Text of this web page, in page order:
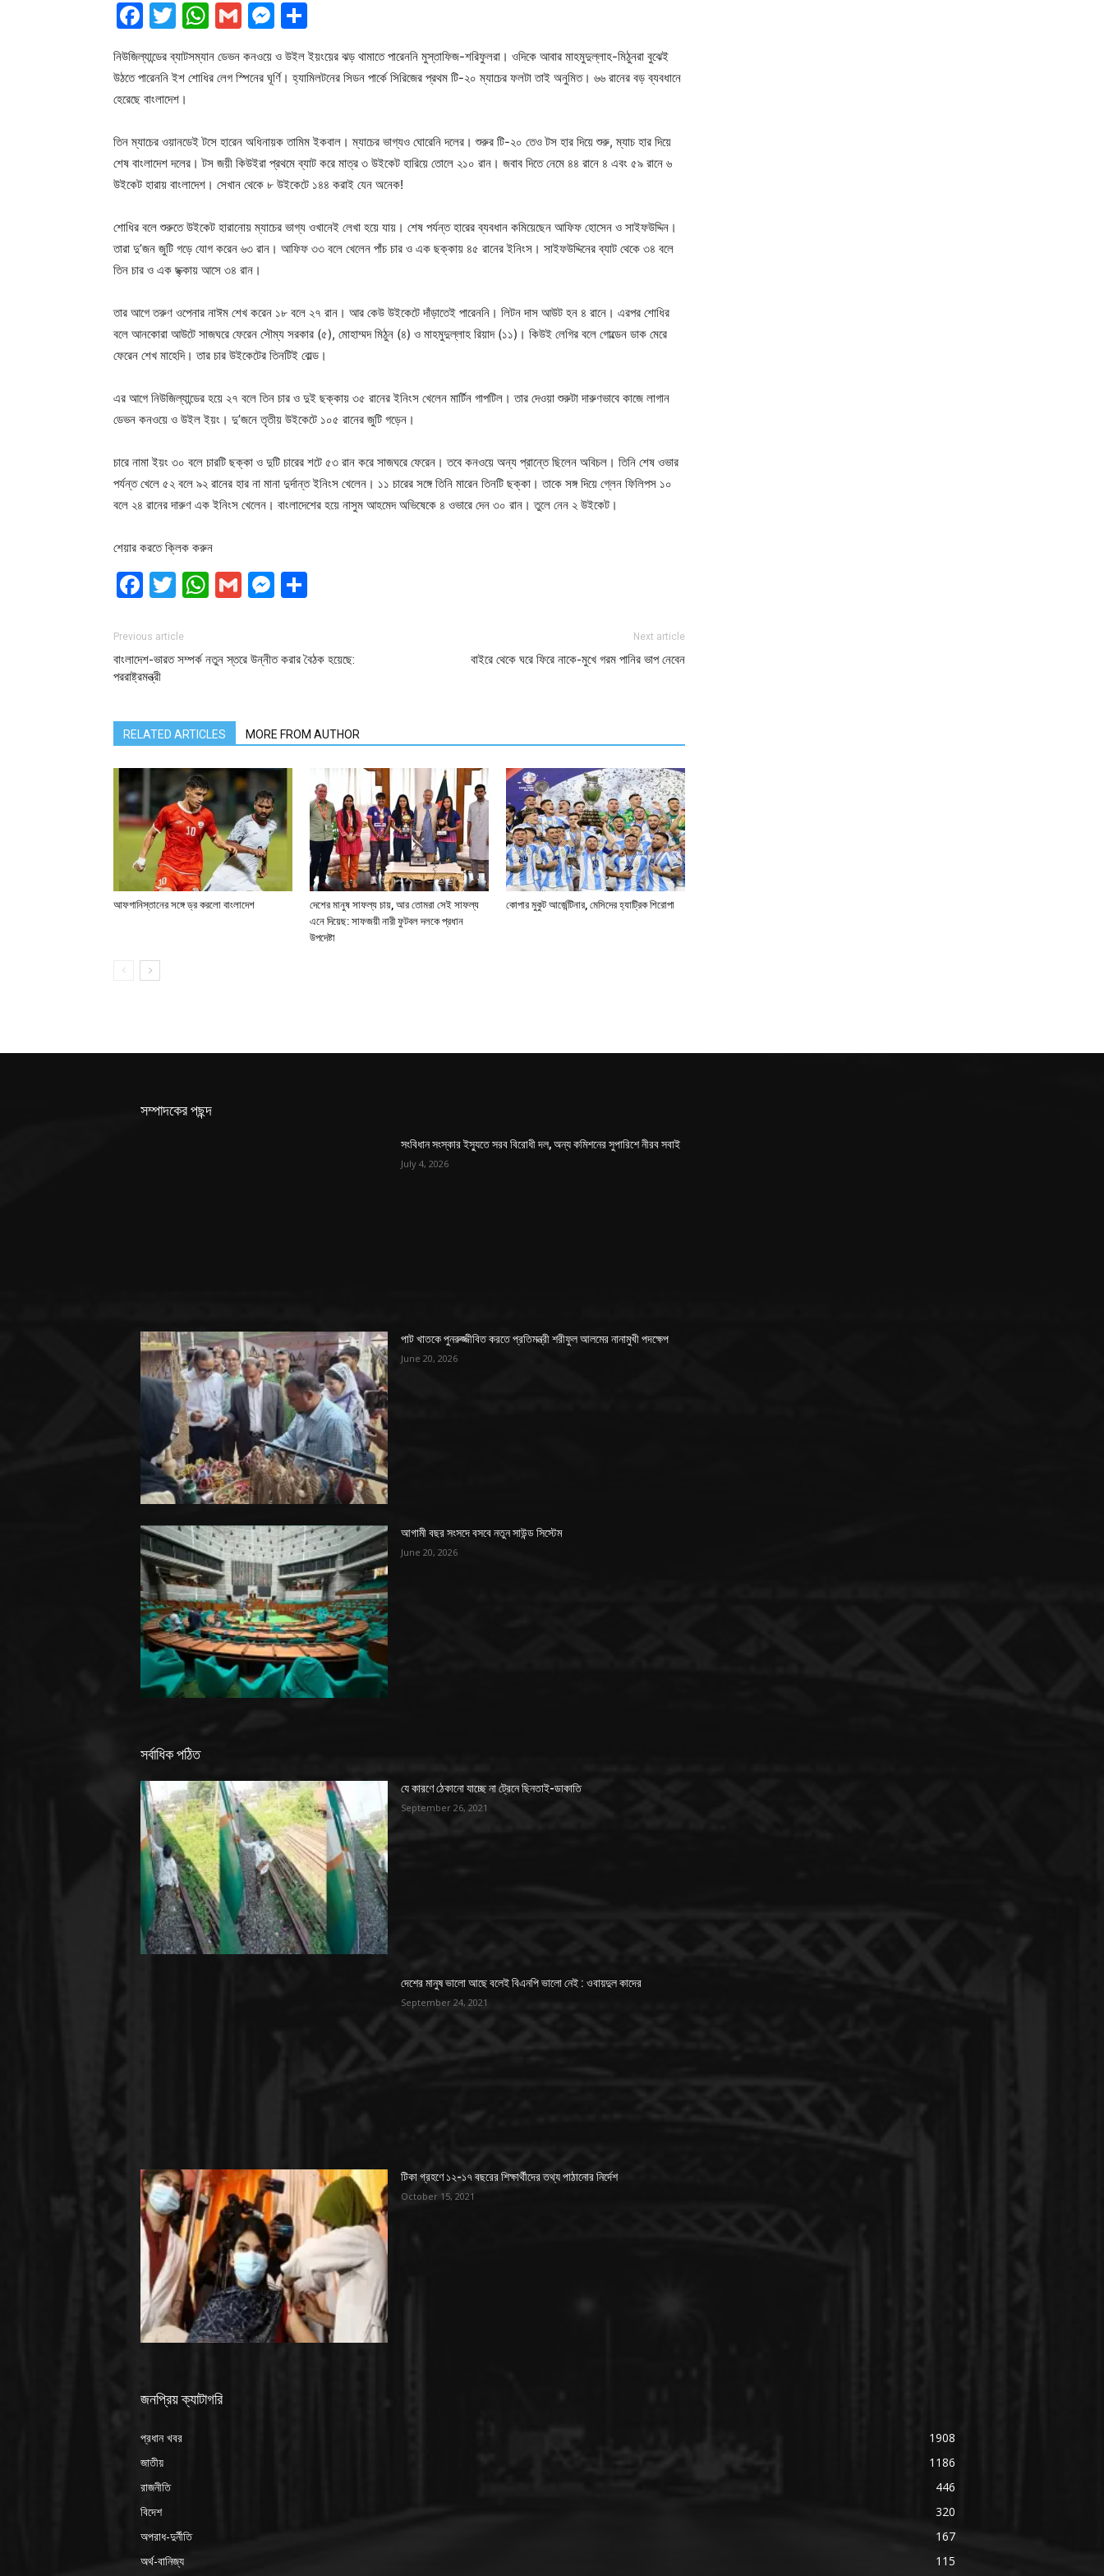
Facebook
Twitter
WhatsApp
GmailMessenger
নিউজিল্যান্ডের ব্যাটসম্যান ডেভন কনওয়ে ও উইল ইয়ংয়ের ঝড় থামাতে পারেননি মুস্তাফিজ-শরিফুলরা। ওদিকে আবার মাহমুদুল্লাহ-মিঠুনরা বুঝেই
উঠতে পারেননি ইশ শোধির লেগ স্পিনের ঘূর্ণি। হ্যামিলটনের সিডন পার্কে সিরিজের প্রথম টি-২০ ম্যাচের ফলটা তাই অনুমিত। ৬৬ রানের বড় ব্যবধানে
হেরেছে বাংলাদেশ।
তিন ম্যাচের ওয়ানডেই টসে হারেন অধিনায়ক তামিম ইকবাল। ম্যাচের ভাগ্যও ঘোরেনি দলের। শুরুর টি-২০ তেও টস হার দিয়ে শুরু, ম্যাচ হার দিয়ে
শেষ বাংলাদেশ দলের। টস জয়ী কিউইরা প্রথমে ব্যাট করে মাত্র ৩ উইকেট হারিয়ে তোলে ২১০ রান। জবাব দিতে নেমে ৪৪ রানে ৪ এবং ৫৯ রানে ৬
উইকেট হারায় বাংলাদেশ। সেখান থেকে ৮ উইকেটে ১৪৪ করাই যেন অনেক!
শোধির বলে শুরুতে উইকেট হারানোয় ম্যাচের ভাগ্য ওখানেই লেখা হয়ে যায়। শেষ পর্যন্ত হারের ব্যবধান কমিয়েছেন আফিফ হোসেন ও সাইফউদ্দিন।
তারা দু’জন জুটি গড়ে যোগ করেন ৬৩ রান। আফিফ ৩৩ বলে খেলেন পাঁচ চার ও এক ছক্কায় ৪৫ রানের ইনিংস। সাইফউদ্দিনের ব্যাট থেকে ৩৪ বলে
তিন চার ও এক ছ্ক্কায় আসে ৩৪ রান।
তার আগে তরুণ ওপেনার নাঈম শেখ করেন ১৮ বলে ২৭ রান। আর কেউ উইকেটে দাঁড়াতেই পারেননি। লিটন দাস আউট হন ৪ রানে। এরপর শোধির
বলে আনকোরা আউটে সাজঘরে ফেরেন সৌম্য সরকার (৫), মোহাম্মদ মিঠুন (৪) ও মাহমুদুল্লাহ রিয়াদ (১১)। কিউই লেগির বলে গোল্ডেন ডাক মেরে
ফেরেন শেখ মাহেদি। তার চার উইকেটের তিনটিই বোল্ড।
এর আগে নিউজিল্যান্ডের হয়ে ২৭ বলে তিন চার ও দুই ছক্কায় ৩৫ রানের ইনিংস খেলেন মার্টিন গাপটিল। তার দেওয়া শুরুটা দারুণভাবে কাজে লাগান
ডেভন কনওয়ে ও উইল ইয়ং। দু’জনে তৃতীয় উইকেটে ১০৫ রানের জুটি গড়েন।
চারে নামা ইয়ং ৩০ বলে চারটি ছক্কা ও দুটি চারের শটে ৫৩ রান করে সাজঘরে ফেরেন। তবে কনওয়ে অন্য প্রান্তে ছিলেন অবিচল। তিনি শেষ ওভার
পর্যন্ত খেলে ৫২ বলে ৯২ রানের হার না মানা দুর্দান্ত ইনিংস খেলেন। ১১ চারের সঙ্গে তিনি মারেন তিনটি ছক্কা। তাকে সঙ্গ দিয়ে গ্লেন ফিলিপস ১০
বলে ২৪ রানের দারুণ এক ইনিংস খেলেন। বাংলাদেশের হয়ে নাসুম আহমেদ অভিষেকে ৪ ওভারে দেন ৩০ রান। তুলে নেন ২ উইকেট।
শেয়ার করতে ক্লিক করুন
Facebook
Twitter
WhatsApp
GmailMessenger
Previous article
বাংলাদেশ-ভারত সম্পর্ক নতুন স্তরে উন্নীত করার বৈঠক হয়েছে:
পররাষ্ট্রমন্ত্রী
Next article
বাইরে থেকে ঘরে ফিরে নাকে-মুখে গরম পানির ভাপ নেবেন
RELATED ARTICLES MORE FROM AUTHOR
আফগানিস্তানের সঙ্গে ড্র করলো বাংলাদেশ
দেশের মানুষ সাফল্য চায়, আর তোমরা সেই সাফল্য
এনে দিয়েছ: সাফজয়ী নারী ফুটবল দলকে প্রধান
উপদেষ্টা
কোপার মুকুট আর্জেন্টিনার, মেসিদের হ্যাট্রিক শিরোপা
সম্পাদকের পছন্দ
সংবিধান সংস্কার ইস্যুতে সরব বিরোধী দল, অন্য কমিশনের সুপারিশে নীরব সবাই
July 4, 2026
পাট খাতকে পুনরুজ্জীবিত করতে প্রতিমন্ত্রী শরীফুল আলমের নানামুখী পদক্ষেপ
June 20, 2026
আগামী বছর সংসদে বসবে নতুন সাউন্ড সিস্টেম
June 20, 2026
সর্বাধিক পঠিত
যে কারণে ঠেকানো যাচ্ছে না ট্রেনে ছিনতাই-ডাকাতি
September 26, 2021
দেশের মানুষ ভালো আছে বলেই বিএনপি ভালো নেই : ওবায়দুল কাদের
September 24, 2021
টিকা গ্রহণে ১২-১৭ বছরের শিক্ষার্থীদের তথ্য পাঠানোর নির্দেশ
October 15, 2021
জনপ্রিয় ক্যাটাগরি
প্রধান খবর
1908
জাতীয়
1186
রাজনীতি
446
বিদেশ
320
অপরাধ-দুর্নীতি
167
অর্থ-বানিজ্য
115